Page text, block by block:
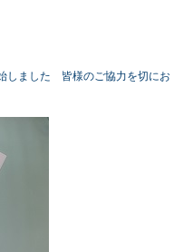
しました 皆様のご協力を切にお